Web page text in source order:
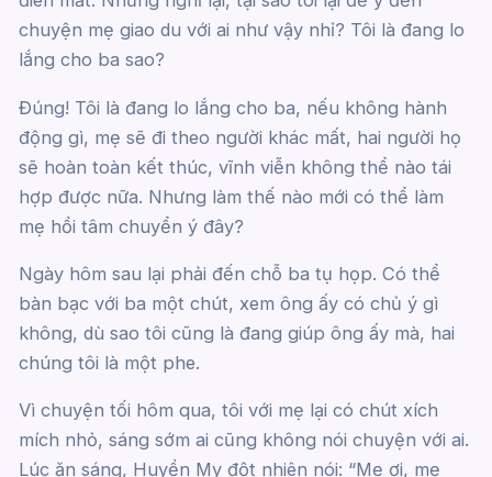
chuyện mẹ giao du với ai như vậy nhỉ? Tôi là đang lo
lắng cho ba sao?
Đúng! Tôi là đang lo lắng cho ba, nếu không hành
động gì, mẹ sẽ đi theo người khác mất, hai người họ
sẽ hoàn toàn kết thúc, vĩnh viễn không thể nào tái
hợp được nữa. Nhưng làm thế nào mới có thể làm
mẹ hồi tâm chuyển ý đây?
Ngày hôm sau lại phải đến chỗ ba tụ họp. Có thể
bàn bạc với ba một chút, xem ông ấy có chủ ý gì
không, dù sao tôi cũng là đang giúp ông ấy mà, hai
chúng tôi là một phe.
Vì chuyện tối hôm qua, tôi với mẹ lại có chút xích
mích nhỏ, sáng sớm ai cũng không nói chuyện với ai.
Lúc ăn sáng, Huyền My đột nhiên nói: “Mẹ ơi, mẹ